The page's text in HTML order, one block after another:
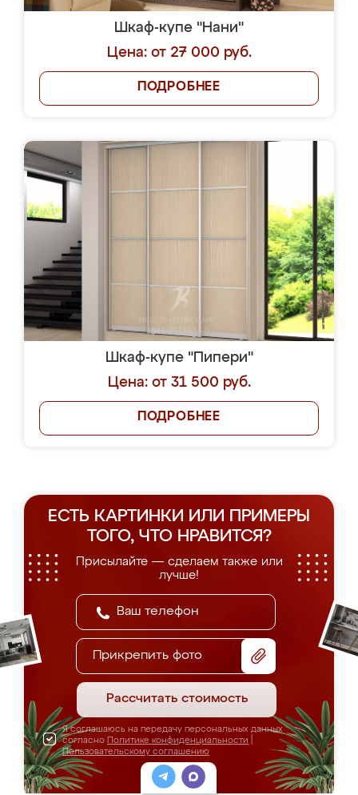
Шкаф-купе "Нани"
Цена: от 27 000 руб.
ПОДРОБНЕЕ
Шкаф-купе "Пипери"
Цена: от 31 500 руб.
ПОДРОБНЕЕ
ЕСТЬ КАРТИНКИ ИЛИ ПРИМЕРЫ
ТОГО, ЧТО НРАВИТСЯ?
Присылайте — сделаем также или
лучше!
Прикрепить фото
Рассчитать стоимость
Я соглашаюсь на передачу персональных данных
согласно Политике конфиденциальности
Пользовательскому соглашению